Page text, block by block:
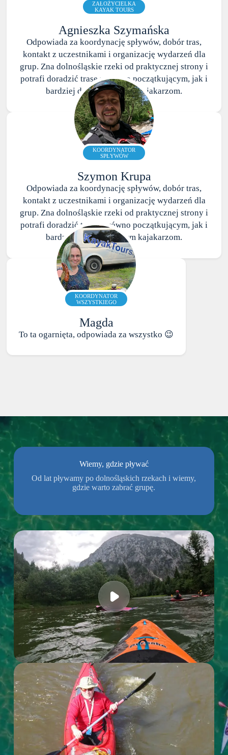
ZAŁOŻYCIELKA
KAYAK TOURS
Agnieszka Szymańska
Odpowiada za koordynację spływów, dobór tras,
kontakt z uczestnikami i organizację wydarzeń dla
grup. Zna dolnośląskie rzeki od praktycznej strony i
potrafi doradzić trasę zarówno początkującym, jak i
bardziej doświadczonym kajakarzom.
KOORDYNATOR
SPŁYWÓW
Szymon Krupa
Odpowiada za koordynację spływów, dobór tras,
kontakt z uczestnikami i organizację wydarzeń dla
grup. Zna dolnośląskie rzeki od praktycznej strony i
potrafi doradzić trasę zarówno początkującym, jak i
bardziej doświadczonym kajakarzom.
KOORDYNATOR
WSZYSTKIEGO
Magda
To ta ogarnięta, odpowiada za wszystko 😉
Wiemy, gdzie pływać
Od lat pływamy po dolnośląskich rzekach i wiemy,
gdzie warto zabrać grupę.